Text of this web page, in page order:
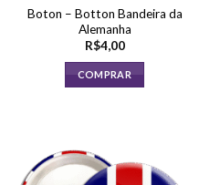
Boton – Botton Bandeira da
Alemanha
R$4,00
COMPRAR